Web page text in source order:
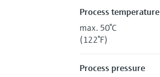
Process temperature
max. 50°C
(122°F)
Process pressure